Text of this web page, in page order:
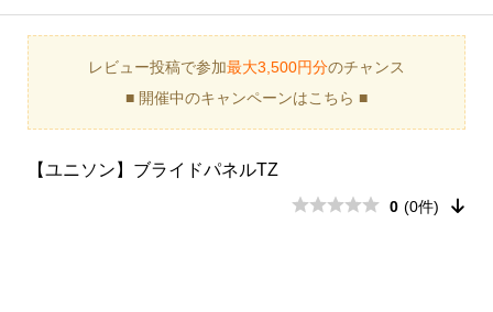
レビュー投稿で参加最大3,500円分のチャンス
■ 開催中のキャンペーンはこちら ■
【ユニソン】ブライドパネルTZ
0 (0件)